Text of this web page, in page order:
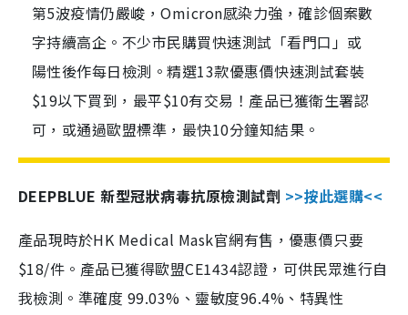
第5波疫情仍嚴峻，Omicron感染力強，確診個案數
字持續高企。不少市民購買快速測試「看門口」或
陽性後作每日檢測。精選13款優惠價快速測試套裝
$19以下買到，最平$10有交易！產品已獲衛生署認
可，或通過歐盟標準，最快10分鐘知結果。
DEEPBLUE 新型冠狀病毒抗原檢測試劑 >>按此選購<<
產品現時於HK Medical Mask官網有售，優惠價只要
$18/件。產品已獲得歐盟CE1434認證，可供民眾進行自
我檢測。準確度 99.03%、靈敏度96.4%、特異性